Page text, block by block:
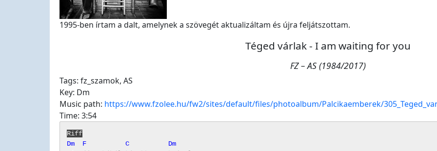
1995-ben írtam a dalt, amelynek a szövegét aktualizáltam és újra feljátszottam.
Téged várlak - I am waiting for you
FZ – AS (1984/2017)
Tags: fz_szamok, AS
Key: Dm
Music path: https://www.fzolee.hu/fw2/sites/default/files/photoalbum/Palcikaemberek/
Time: 3:54
Riff
Dm  F          C          Dm